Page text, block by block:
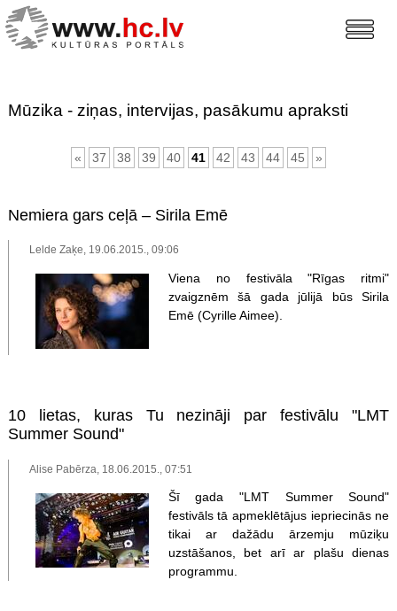
Mūzika - ziņas, intervijas, pasākumu apraksti
« 37 38 39 40 41 42 43 44 45 »
Nemiera gars ceļā – Sirila Emē
Lelde Zaķe, 19.06.2015., 09:06
Viena no festivāla "Rīgas ritmi"
zvaigznēm šā gada jūlijā būs Sirila
Emē (Cyrille Aimee).
10 lietas, kuras Tu nezināji par festivālu "LMT
Summer Sound"
Alise Pabērza, 18.06.2015., 07:51
Šī gada "LMT Summer Sound"
festivāls tā apmeklētājus iepriecinās ne
tikai ar dažādu ārzemju mūziķu
uzstāšanos, bet arī ar plašu dienas
programmu.